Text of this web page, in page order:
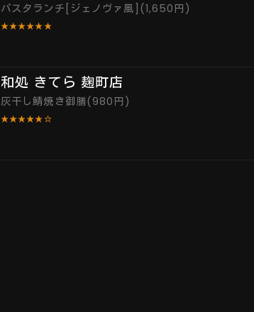
パスタランチ[ジェノヴァ風](1,650円)
★★★★★★
和処 きてら 麹町店
灰干し鯖焼き御膳(980円)
★★★★★☆